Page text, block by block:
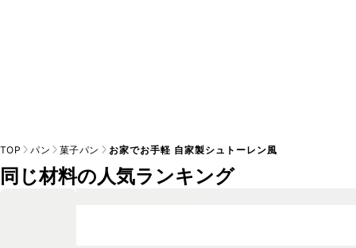
TOP パン 菓子パン お家でお手軽 自家製シュトーレン風
同じ材料の人気ランキング